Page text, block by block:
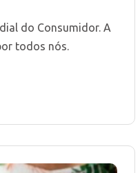
do Consumidor. A
todos nós.